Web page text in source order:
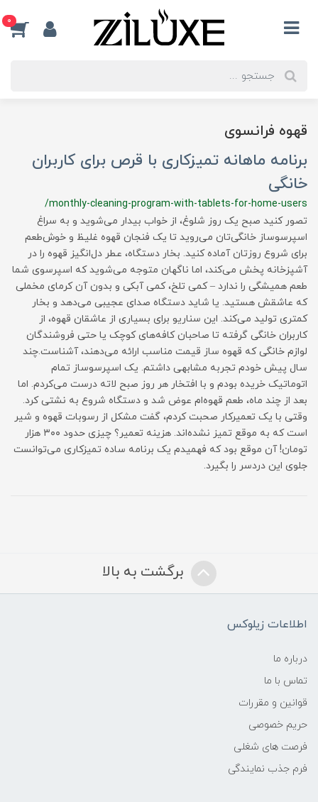
0
قهوه فرانسوی
برنامه ماهانه تمیزکاری با قرص برای کاربران
خانگی
/monthly-cleaning-program-with-tablets-for-home-users
تصور کنید صبح یک روز شلوغ، از خواب بیدار می‌شوید و به سراغ
اسپرسوساز خانگی‌تان می‌روید تا یک فنجان قهوه غلیظ و خوش‌طعم
برای شروع روزتان آماده کنید. بخار دستگاه، عطر دل‌انگیز قهوه را در
آشپزخانه پخش می‌کند، اما ناگهان متوجه می‌شوید که اسپرسوی شما
طعم همیشگی را ندارد – کمی تلخ، کمی آبکی و بدون آن کرمای مخملی
که عاشقش هستید. یا شاید دستگاه صدای عجیبی می‌دهد و بخار
کمتری تولید می‌کند. این سناریو برای بسیاری از عاشقان قهوه، از
کاربران خانگی گرفته تا صاحبان کافه‌های کوچک یا حتی فروشندگان
لوازم خانگی که قهوه ساز قیمت مناسب ارائه می‌دهند، آشناست.چند
سال پیش خودم تجربه مشابهی داشتم. یک اسپرسوساز تمام
اتوماتیک خریده بودم و با افتخار هر روز صبح لاته درست می‌کردم. اما
بعد از چند ماه، طعم قهوه‌ام عوض شد و دستگاه شروع به نشتی کرد.
وقتی با یک تعمیرکار صحبت کردم، گفت مشکل از رسوبات قهوه و شیر
است که به موقع تمیز نشده‌اند. هزینه تعمیر؟ چیزی حدود ۳۰۰ هزار
تومان! آن موقع بود که فهمیدم یک برنامه ساده تمیزکاری می‌توانست
جلوی این دردسر را بگیرد.
برگشت به بالا
اطلاعات زیلوکس
درباره ما
تماس با ما
قوانین و مقررات
حریم خصوصی
فرصت های شغلی
فرم جذب نمایندگی